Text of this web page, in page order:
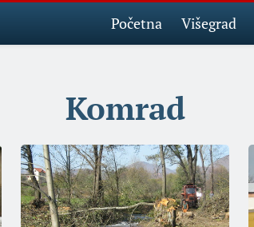
Početna Višegrad
Komrad